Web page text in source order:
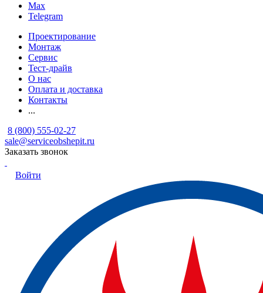
Max
Telegram
Проектирование
Монтаж
Сервис
Тест-драйв
О нас
Оплата и доставка
Контакты
...
8 (800) 555-02-27
sale@serviceobshepit.ru
Заказать звонок
Войти